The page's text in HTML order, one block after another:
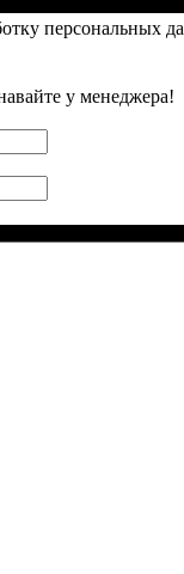
персональных
у менеджера!